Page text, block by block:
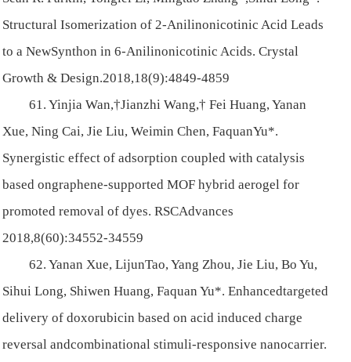
Structural Isomerization of 2-Anilinonicotinic Acid Leads
to a NewSynthon in 6-Anilinonicotinic Acids. Crystal
Growth & Design.2018,18(9):4849-4859
61. Yinjia Wan,†Jianzhi Wang,† Fei Huang, Yanan
Xue, Ning Cai, Jie Liu, Weimin Chen, FaquanYu*.
Synergistic effect of adsorption coupled with catalysis
based ongraphene-supported MOF hybrid aerogel for
promoted removal of dyes. RSCAdvances
2018,8(60):34552-34559
62. Yanan Xue, LijunTao, Yang Zhou, Jie Liu, Bo Yu,
Sihui Long, Shiwen Huang, Faquan Yu*. Enhancedtargeted
delivery of doxorubicin based on acid induced charge
reversal andcombinational stimuli-responsive nanocarrier.